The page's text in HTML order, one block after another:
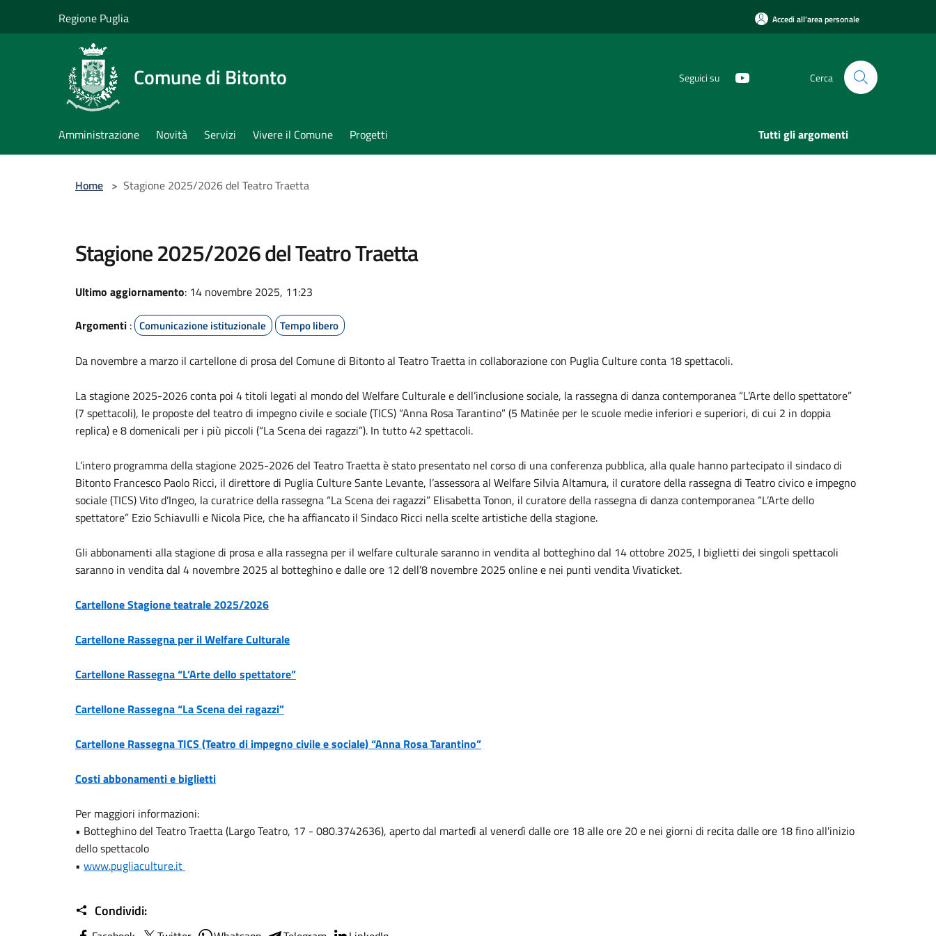
Regione Puglia Accedi all'area personale
Comune di Bitonto Seguici su Cerca
Amministrazione Novità Servizi Vivere il Comune Progetti Tutti gli argomenti
Home > Stagione 2025/2026 del Teatro Traetta
Stagione 2025/2026 del Teatro Traetta
Ultimo aggiornamento: 14 novembre 2025, 11:23
Argomenti : Comunicazione istituzionale Tempo libero
Da novembre a marzo il cartellone di prosa del Comune di Bitonto al Teatro Traetta in collaborazione con Puglia Culture conta 18 spettacoli.
La stagione 2025-2026 conta poi 4 titoli legati al mondo del Welfare Culturale e dell’inclusione sociale, la rassegna di danza contemporanea “L’Arte dello spettatore”
(7 spettacoli), le proposte del teatro di impegno civile e sociale (TICS) “Anna Rosa Tarantino” (5 Matinée per le scuole medie inferiori e superiori, di cui 2 in doppia
replica) e 8 domenicali per i più piccoli (“La Scena dei ragazzi”). In tutto 42 spettacoli.
L’intero programma della stagione 2025-2026 del Teatro Traetta è stato presentato nel corso di una conferenza pubblica, alla quale hanno partecipato il sindaco di
Bitonto Francesco Paolo Ricci, il direttore di Puglia Culture Sante Levante, l’assessora al Welfare Silvia Altamura, il curatore della rassegna di Teatro civico e impegno
sociale (TICS) Vito d’Ingeo, la curatrice della rassegna “La Scena dei ragazzi” Elisabetta Tonon, il curatore della rassegna di danza contemporanea “L’Arte dello
spettatore” Ezio Schiavulli e Nicola Pice, che ha affiancato il Sindaco Ricci nella scelte artistiche della stagione.
Gli abbonamenti alla stagione di prosa e alla rassegna per il welfare culturale saranno in vendita al botteghino dal 14 ottobre 2025, I biglietti dei singoli spettacoli
saranno in vendita dal 4 novembre 2025 al botteghino e dalle ore 12 dell’8 novembre 2025 online e nei punti vendita Vivaticket.
Cartellone Stagione teatrale 2025/2026
Cartellone Rassegna per il Welfare Culturale
Cartellone Rassegna “L’Arte dello spettatore”
Cartellone Rassegna “La Scena dei ragazzi”
Cartellone Rassegna TICS (Teatro di impegno civile e sociale) “Anna Rosa Tarantino”
Costi abbonamenti e biglietti
Per maggiori informazioni:
• Botteghino del Teatro Traetta (Largo Teatro, 17 - 080.3742636), aperto dal martedì al venerdì dalle ore 18 alle ore 20 e nei giorni di recita dalle ore 18 fino all'inizio
dello spettacolo
• www.pugliaculture.it
Condividi: